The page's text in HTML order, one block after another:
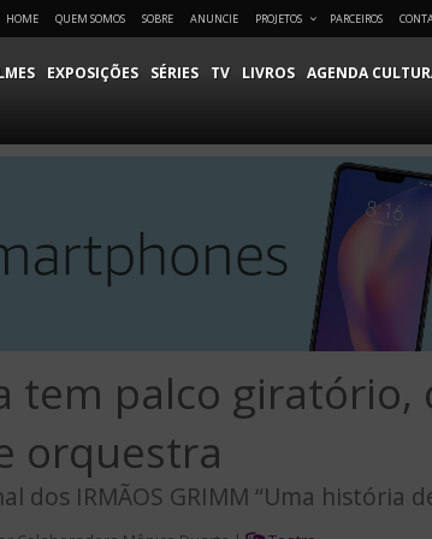
HOME QUEM SOMOS SOBRE ANUNCIE PROJETOS PARCEIROS
EXPOSIÇÕES SÉRIES TV LIVROS AGENDA
tem palco giratório,
orquestra
IRMÃOS GRIMM “Uma história